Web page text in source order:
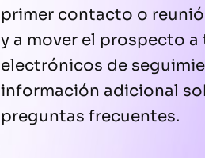
primer contacto o
y a mover el prospecto
electrónicos de
información adicional
preguntas frecuentes.